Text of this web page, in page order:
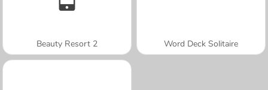
Beauty Resort 2 Word Deck Solitaire